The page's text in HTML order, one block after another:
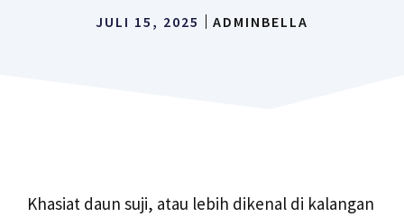
JULI 15, 2025 ADMINBELLA
Khasiat daun suji, atau lebih dikenal di kalangan